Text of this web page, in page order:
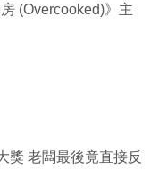
(Overcooked)》主
獎 老闆最後竟直接反